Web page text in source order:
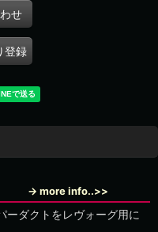
せ
登録
→ more info..>>
ダクトをレヴォーグ用に